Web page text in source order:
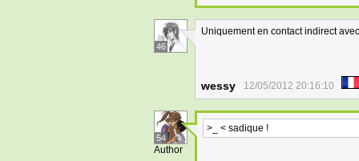
46
Uniquement en contact indirect
wessy 12/05/2012 20:16:10
54
Author
>_ < sadique !